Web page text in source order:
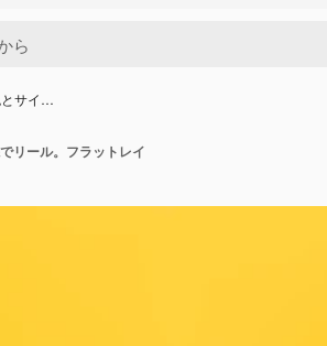
とサイ…
リール。フラットレイ